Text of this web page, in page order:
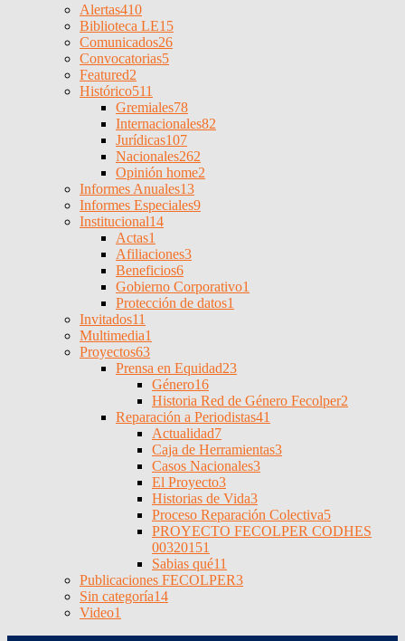
Alertas410
Biblioteca LE15
Comunicados26
Convocatorias5
Featured2
Histórico511
Gremiales78
Internacionales82
Jurídicas107
Nacionales262
Opinión home2
Informes Anuales13
Informes Especiales9
Institucional14
Actas1
Afiliaciones3
Beneficios6
Gobierno Corporativo1
Protección de datos1
Invitados11
Multimedia1
Proyectos63
Prensa en Equidad23
Género16
Historia Red de Género Fecolper2
Reparación a Periodistas41
Actualidad7
Caja de Herramientas3
Casos Nacionales3
El Proyecto3
Historias de Vida3
Proceso Reparación Colectiva5
PROYECTO FECOLPER CODHES
00320151
Sabias qué11
Publicaciones FECOLPER3
Sin categoría14
Video1